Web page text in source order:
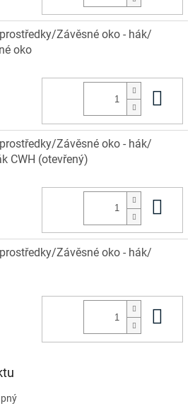
Závěsné oko - hák/
oko
Závěsné oko - hák/
CWH (otevřený)
Závěsné oko - hák/